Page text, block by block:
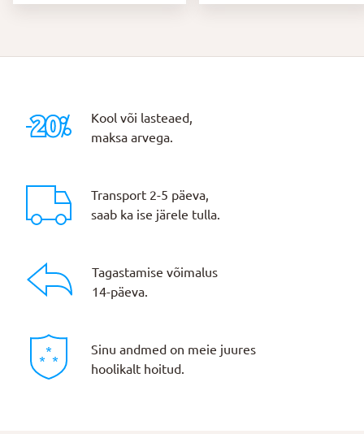
Kool või lasteaed,
maksa arvega.
Transport 2-5 päeva,
saab ka ise järele tulla.
Tagastamise võimalus
14-päeva.
Sinu andmed on meie juures
hoolikalt hoitud.